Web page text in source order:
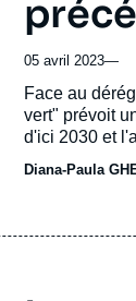
05 avril 2023—
Accroche
Face au
vert" prévoit
d'ici 2030 et
Diana-Paula